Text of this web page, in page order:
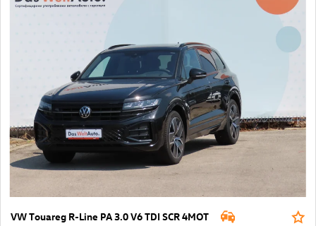
VW Touareg R-Line PA 3.0 V6 TDI SCR 4MOT